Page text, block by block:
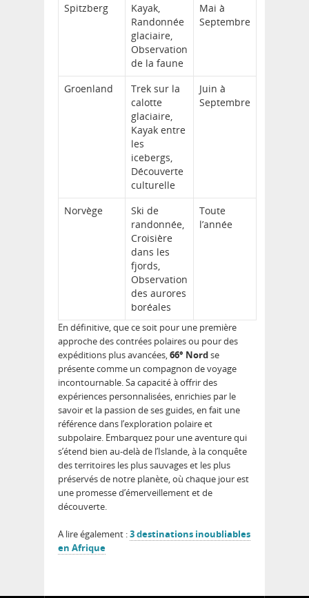
Spitzberg
Kayak,
Randonnée
glaciaire,
Observation
de la faune
Mai à
Septembre
Groenland
Trek sur la
calotte
glaciaire,
Kayak entre
les
icebergs,
Découverte
culturelle
Juin à
Septembre
Norvège
Ski de
randonnée,
Croisière
dans les
fjords,
Observation
des aurores
boréales
Toute
l’année
En définitive, que ce soit pour une première
approche des contrées polaires ou pour des
expéditions plus avancées,66° Nordse
présente comme un compagnon de voyage
incontournable. Sa capacité à offrir des
expériences personnalisées, enrichies par le
savoir et la passion de ses guides, en fait une
référence dans l’exploration polaire et
subpolaire. Embarquez pour une aventure qui
s’étend bien au-delà de l’Islande, à la conquête
des territoires les plus sauvages et les plus
préservés de notre planète, où chaque jour est
une promesse d’émerveillement et de
découverte.
A lire également :3 destinations inoubliables
en Afrique